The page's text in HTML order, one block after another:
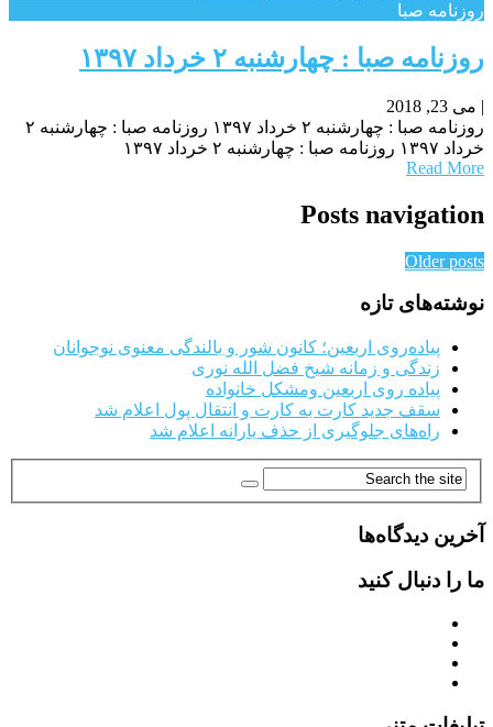
روزنامه صبا
روزنامه صبا : چهارشنبه ۲ خرداد ۱۳۹۷
| می 23, 2018
روزنامه صبا : چهارشنبه ۲ خرداد ۱۳۹۷ روزنامه صبا : چهارشنبه ۲
خرداد ۱۳۹۷ روزنامه صبا : چهارشنبه ۲ خرداد ۱۳۹۷
Read More
Posts navigation
Older posts
نوشته‌های تازه
پیاده‌روی اربعین؛ کانون شور و بالندگی معنوی نوجوانان
زندگی و زمانه شیخ فضل الله نوری
پیاده روی اربعین ومشکل خانواده
سقف جدید کارت به کارت و انتقال پول اعلام شد
راه‌های جلوگیری از حذف یارانه اعلام شد
آخرین دیدگاه‌ها
ما را دنبال کنید